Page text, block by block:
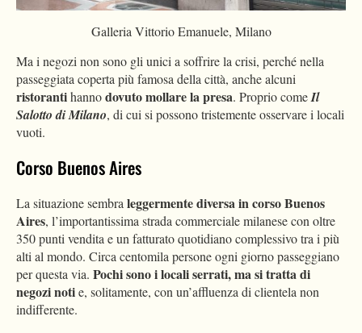
Galleria Vittorio Emanuele, Milano
Ma i negozi non sono gli unici a soffrire la crisi, perché nella
passeggiata coperta più famosa della città, anche alcuni
ristorantihannodovuto mollare la presa. Proprio comeIl
Salotto di Milano, di cui si possono tristemente osservare i locali
vuoti.
Corso Buenos Aires
La situazione sembra leggermente diversa in corso Buenos
Aires, l’importantissima strada commerciale milanese con oltre
350 punti vendita e un fatturato quotidiano complessivo tra i più
alti al mondo. Circa centomila persone ogni giorno passeggiano
per questa via. Pochi sono i locali serrati, ma si tratta di
negozi notie, solitamente, con un’affluenza di clientela non
indifferente.